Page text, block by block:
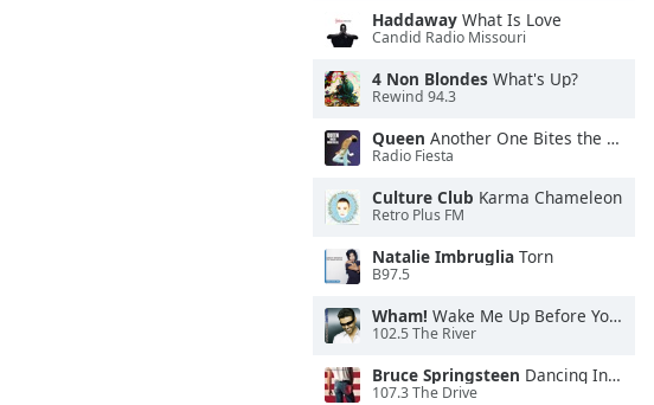
Haddaway What Is Love
Candid Radio Missouri
4 Non Blondes What's Up?
Rewind 94.3
Queen Another One Bites the Dust
Radio Fiesta
Culture Club Karma Chameleon
Retro Plus FM
Natalie Imbruglia Torn
B97.5
Wham! Wake Me Up Before You Go-Go
102.5 The River
Bruce Springsteen Dancing In the Dark
107.3 The Drive